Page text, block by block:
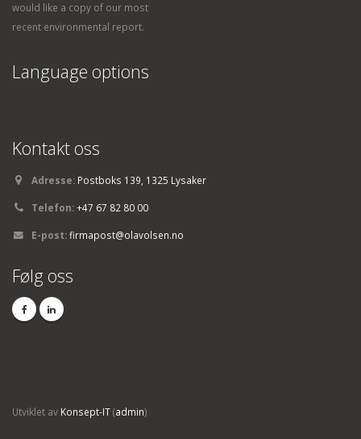
would like a copy of our most
recent environmental report.
Language options
Kontakt oss
Adresse: Postboks 139, 1325 Lysaker
Telefon:+47 67 82 80 00
E-post:firmapost@olavolsen.no
Følg oss
Utviklet av Konsept-IT(admin)